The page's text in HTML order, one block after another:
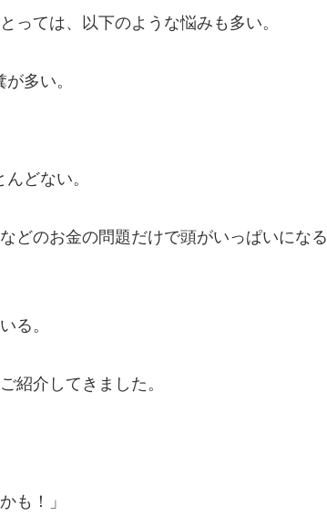
っては、以下のような悩みも多い。
多い。
どない。
どのお金の問題だけで頭がいっぱいになる
る。
紹介してきました。
も！」